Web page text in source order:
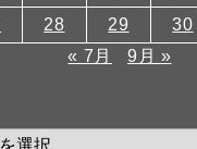
28 29 30
« 7月
9月 »